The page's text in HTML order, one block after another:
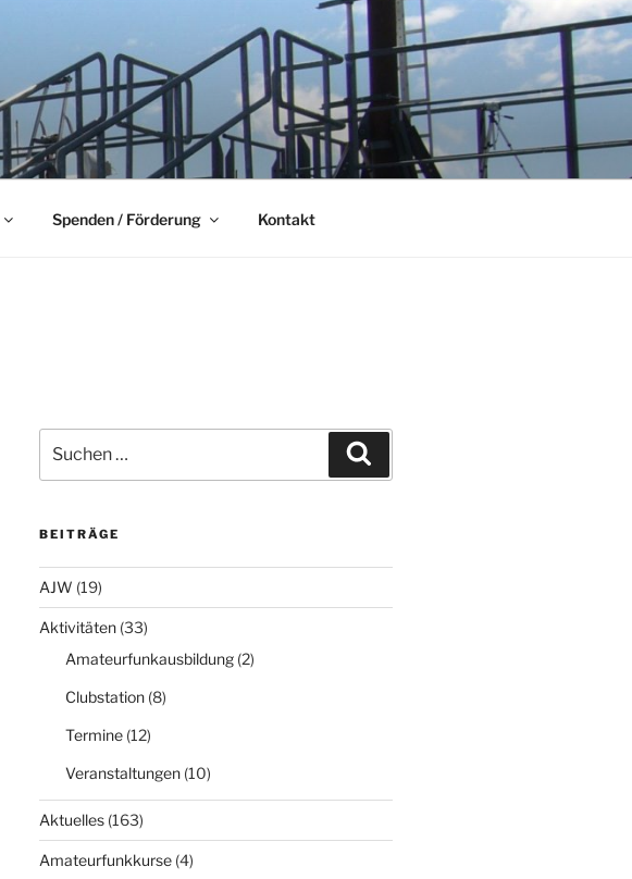
Spenden / Förderung Kontakt
nach:
BEITRÄGE
AJW (19)
Aktivitäten(33)
Amateurfunkausbildung(2)
Clubstation(8)
Termine(12)
Veranstaltungen(10)
Aktuelles(163)
Amateurfunkkurse(4)